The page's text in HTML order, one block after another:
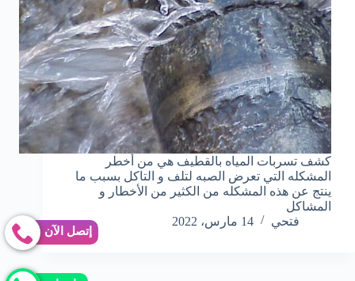
كشف تسربات المياه بالقطيف هي من أخطر
المشكله التي تعرض الصبه لتلف و التاكل بسبب ما
ينتج عن هذه المشكله من الكثير من الأخطار و
المشاكل
فتحي
14 مارس، 2022
إتصل الآن